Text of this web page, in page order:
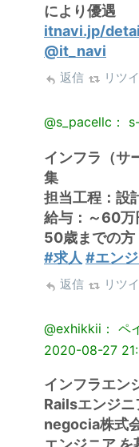
により優遇
itnavi.jp/
@it_navi
返信 リツイ
@s_pacellc：
インフラ（サ
集
担当工程：設
給与：～60万
50歳までの方
#求人 #エン
返信 リツイ
@exhikkii： ペ
2020-08-27
インフラエン
Railsエンジ
negocia株式